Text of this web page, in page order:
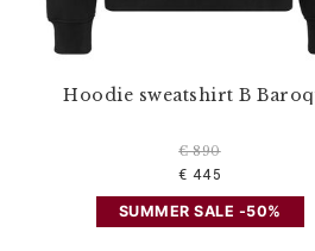
Hoodie sweatshirt B
€ 890
€ 445
SUMMER SALE -50%